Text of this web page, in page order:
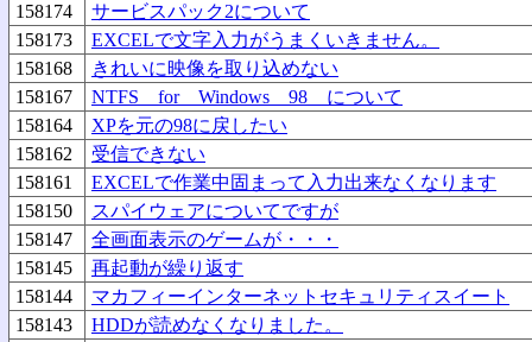
158174
サービスパック2について
158173
EXCELで文字入力がうまくいきません。
158168
きれいに映像を取り込めない
158167
NTFS for Windows 98 について
158164
XPを元の98に戻したい
158162
受信できない
158161
EXCELで作業中固まって入力出来なくなります
158150
スパイウェアについてですが
158147
全画面表示のゲームが・・・
158145
再起動が繰り返す
158144
マカフィーインターネットセキュリティスイート
158143
HDDが読めなくなりました。